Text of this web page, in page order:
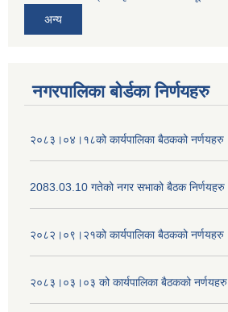
अन्य
नगरपालिका बोर्डका निर्णयहरु
२०८३।०४।१८को कार्यपालिका बैठकको नर्णयहरु
2083.03.10 गतेको नगर सभाको बैठक निर्णयहरु
२०८२।०९।२१को कार्यपालिका बैठकको नर्णयहरु
२०८३।०३।०३ को कार्यपालिका बैठकको नर्णयहरु